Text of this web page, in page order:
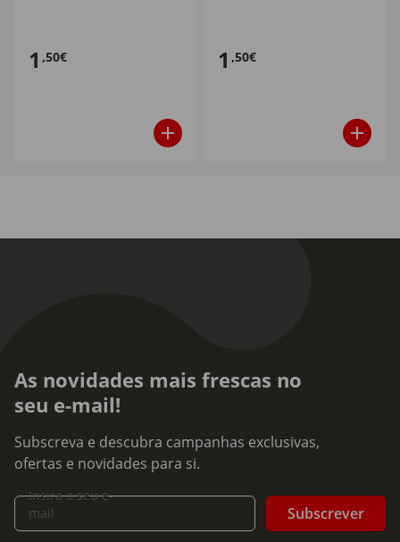
1 ,50€ 1 ,50€
As novidades mais frescas no
seu e-mail!
Subscreva e descubra campanhas exclusivas,
ofertas e novidades para si.
Insira o seu e-
mail
Subscrever